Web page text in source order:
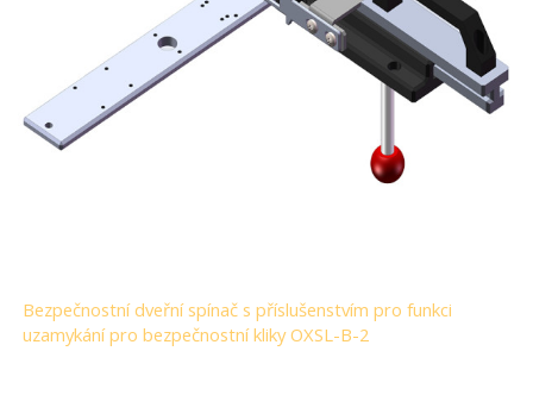
Bezpečnostní dveřní spínač s příslušenstvím pro funkci
uzamykání pro bezpečnostní kliky OXSL-B-2